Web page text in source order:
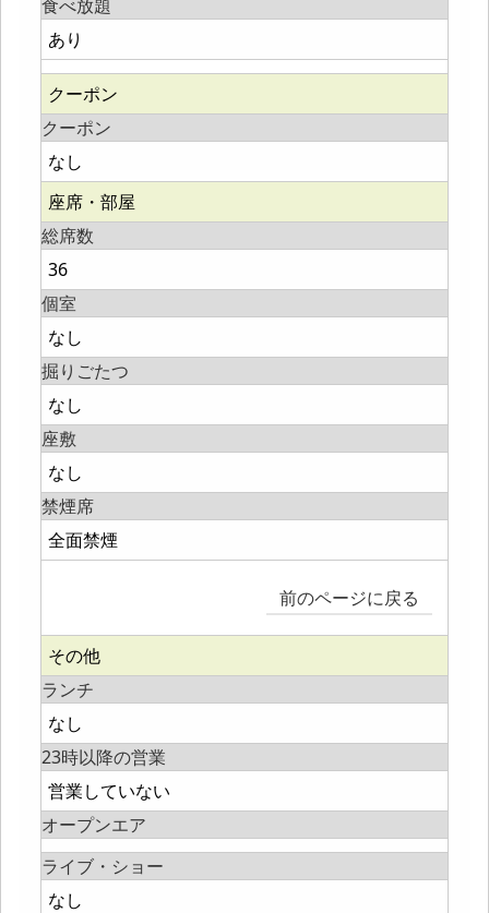
食べ放題
あり
クーポン
クーポン
なし
座席・部屋
総席数
36
個室
なし
掘りごたつ
なし
座敷
なし
禁煙席
全面禁煙
前のページに戻る
その他
ランチ
なし
23時以降の営業
営業していない
オープンエア
ライブ・ショー
なし